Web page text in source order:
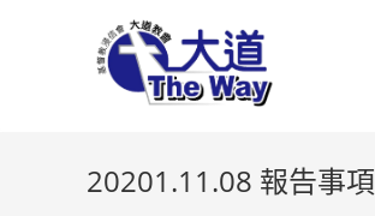
20201.11.08 報告事項